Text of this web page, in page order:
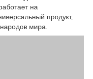
на
продукт,
мира.